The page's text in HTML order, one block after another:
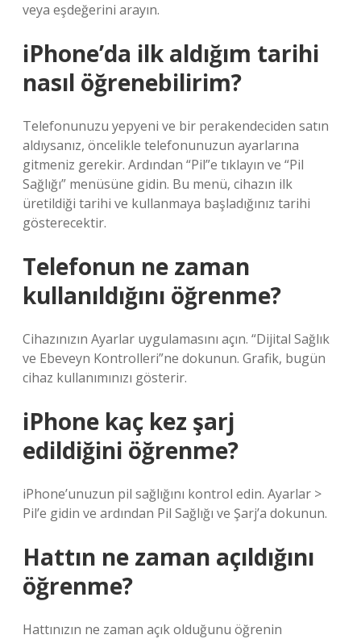
veya eşdeğerini arayın.
iPhone’da ilk aldığım tarihi
nasıl öğrenebilirim?
Telefonunuzu yepyeni ve bir perakendeciden satın
aldıysanız, öncelikle telefonunuzun ayarlarına
gitmeniz gerekir. Ardından “Pil”e tıklayın ve “Pil
Sağlığı” menüsüne gidin. Bu menü, cihazın ilk
üretildiği tarihi ve kullanmaya başladığınız tarihi
gösterecektir.
Telefonun ne zaman
kullanıldığını öğrenme?
Cihazınızın Ayarlar uygulamasını açın. “Dijital Sağlık
ve Ebeveyn Kontrolleri”ne dokunun. Grafik, bugün
cihaz kullanımınızı gösterir.
iPhone kaç kez şarj
edildiğini öğrenme?
iPhone’unuzun pil sağlığını kontrol edin. Ayarlar >
Pil’e gidin ve ardından Pil Sağlığı ve Şarj’a dokunun.
Hattın ne zaman açıldığını
öğrenme?
Hattınızın ne zaman açık olduğunu öğrenin